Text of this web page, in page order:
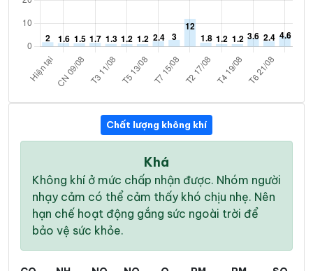
Chất lượng không khí
Khá
Không khí ở mức chấp nhận được. Nhóm người
nhạy cảm có thể cảm thấy khó chịu nhẹ. Nên
hạn chế hoạt động gắng sức ngoài trời để
bảo vệ sức khỏe.